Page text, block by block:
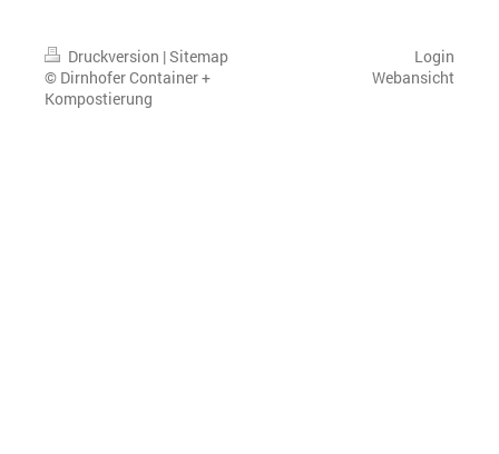
Druckversion |Sitemap
© Dirnhofer Container +
Kompostierung
Login
Webansicht